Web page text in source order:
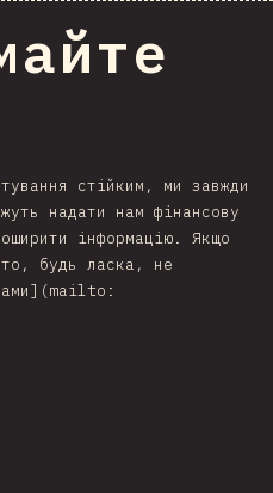
стійким, ми завжди
надати нам фінансову
інформацію. Якщо
будь ласка, не